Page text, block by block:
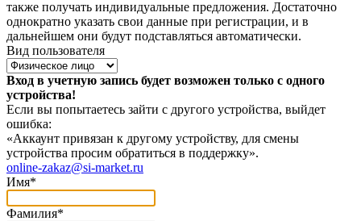
также получать индивидуальные предложения. Достаточно
однократно указать свои данные при регистрации, и в
дальнейшем они будут подставляться автоматически.
Вид пользователя
Вход в учетную запись будет возможен только с одного
устройства!
Если вы попытаетесь зайти с другого устройства, выйдет
ошибка:
«Аккаунт привязан к другому устройству, для смены
устройства просим обратиться в поддержку».
online-zakaz@si-market.ru
Имя*
Фамилия*